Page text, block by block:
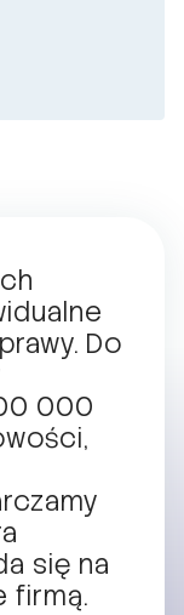
Do
000
się na
firmą.